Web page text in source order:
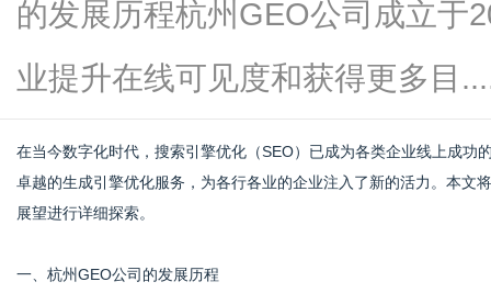
的发展历程杭州GEO公司成立于
业提升在线可见度和获得更多目
在当今数字化时代，搜索引擎优化（SEO）已成为各类企业线上成功
卓越的生成引擎优化服务，为各行各业的企业注入了新的活力。本文
展望进行详细探索。
一、杭州GEO公司的发展历程